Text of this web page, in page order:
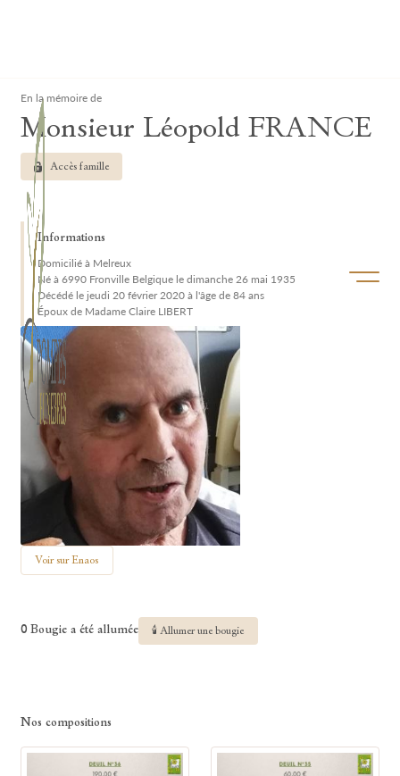
Ouvrir/
En la mémoire de
Monsieur Léopold FRANCE
Accès famille
Informations
Domicilié à Melreux
Né à 6990 Fronville Belgique le dimanche 26 mai 1935
Décédé le jeudi 20 février 2020 à l'âge de 84 ans
Époux de Madame Claire LIBERT
Voir sur Enaos
0 Bougie a été allumée 🕯 Allumer une bougie
Nos compositions